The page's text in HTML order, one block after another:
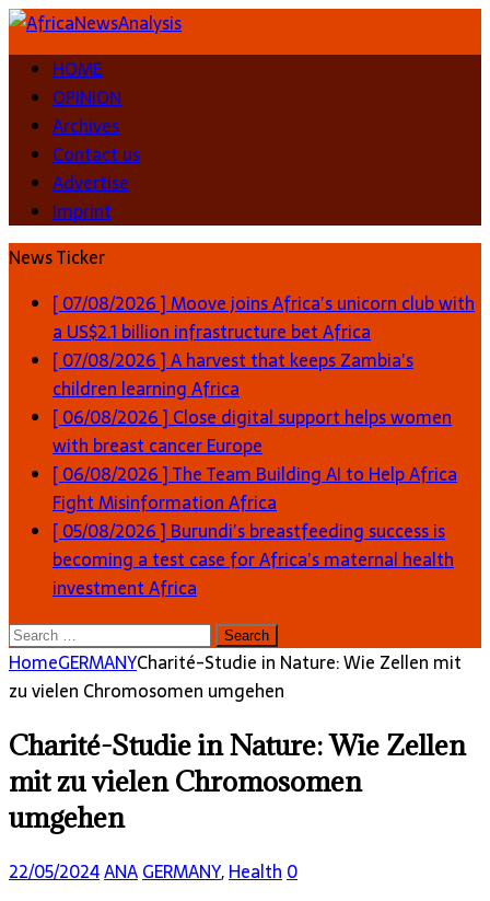
HOME
OPINION
Archives
Contact us
Advertise
Imprint
News Ticker
[ 07/08/2026 ]Moove joins Africa’s unicorn club with
a US$2.1 billion infrastructure betAfrica
[ 07/08/2026 ]A harvest that keeps Zambia’s
children learningAfrica
[ 06/08/2026 ] Close digital support helps women
with breast cancerEurope
[ 06/08/2026 ]The Team Building AI to Help Africa
Fight MisinformationAfrica
[ 05/08/2026 ] Burundi’s breastfeeding success is
becoming a test case for Africa’s maternal health
investmentAfrica
Search
for:
HomeGERMANYCharité-Studie in Nature: Wie Zellen mit
zu vielen Chromosomen umgehen
Charité-Studie in Nature: Wie Zellen
mit zu vielen Chromosomen
umgehen
22/05/2024ANAGERMANY,Health 0